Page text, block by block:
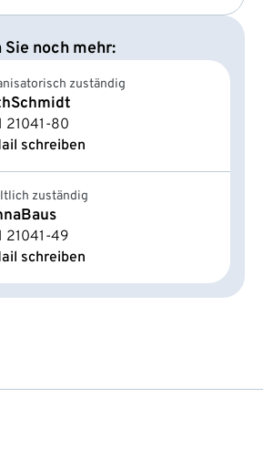
noch mehr:
zuständig
Schmidt
21041-80
schreiben
zuständig
Baus
21041-49
schreiben